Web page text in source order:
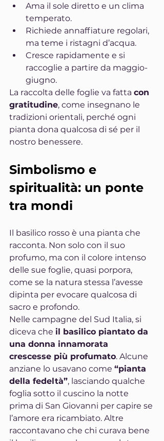
Ama il sole diretto e un clima
temperato.
Richiede annaffiature regolari,
ma teme i ristagni d’acqua.
Cresce rapidamente e si
raccoglie a partire da maggio-
giugno.
La raccolta delle foglie va fatta con
gratitudine, come insegnano le
tradizioni orientali, perché ogni
pianta dona qualcosa di sé per il
nostro benessere.
Simbolismo e
spiritualità: un ponte
tra mondi
Il basilico rosso è una pianta che
racconta. Non solo con il suo
profumo, ma con il colore intenso
delle sue foglie, quasi porpora,
come se la natura stessa l’avesse
dipinta per evocare qualcosa di
sacro e profondo.
Nelle campagne del Sud Italia, si
diceva che il basilico piantato da
una donna innamorata
crescesse più profumato. Alcune
anziane lo usavano come “pianta
della fedeltà”, lasciando qualche
foglia sotto il cuscino la notte
prima di San Giovanni per capire se
l’amore era ricambiato. Altre
raccontavano che chi curava bene